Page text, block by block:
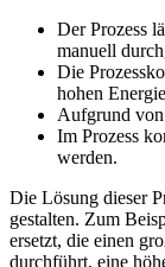
Der Prozess
manuell
Die
hohen
Aufgrund von
Im Prozess
werden.
Die Lösung dieser
gestalten. Zum
ersetzt, die einen
durchführt, eine